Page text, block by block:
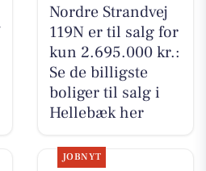
Nordre Strandvej
119N er til salg for
kun 2.695.000 kr.:
Se de billigste
boliger til salg i
Hellebæk her
JOBNYT